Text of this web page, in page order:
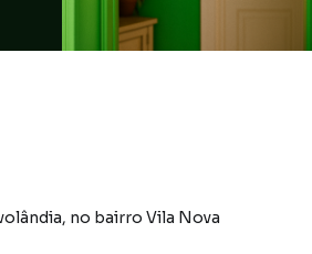
, no bairro Vila Nova